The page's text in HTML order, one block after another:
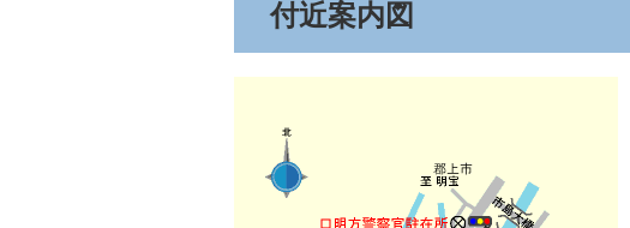
付近案内図